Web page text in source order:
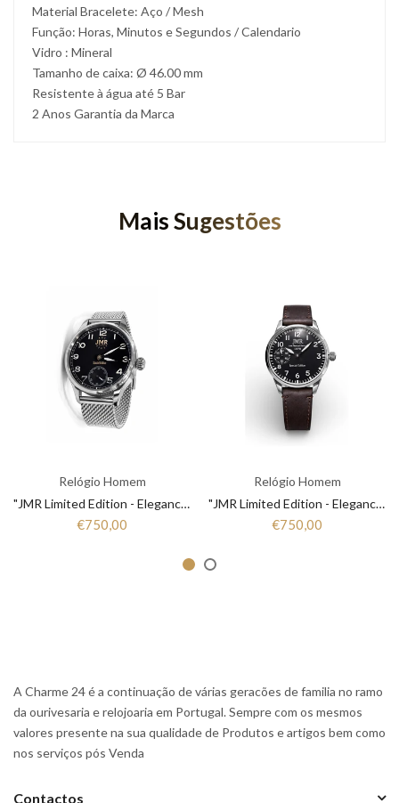
Material Bracelete: Aço / Mesh
Função: Horas, Minutos e Segundos / Calendario
Vidro : Mineral
Tamanho de caixa: Ø 46.00 mm
Resistente à água até 5 Bar
2 Anos Garantia da Marca
Mais Sugestões
Relógio Homem
"JMR Limited Edition - Elegance that Marks Time"
€750,00
Relógio Homem
"JMR Limited Edition - Elegance that Marks Time"
€750,00
A Charme 24 é a continuação de várias geracões de familia no ramo
da ourivesaria e relojoaria em Portugal. Sempre com os mesmos
valores presente na sua qualidade de Produtos e artigos bem como
nos serviços pós Venda
Contactos